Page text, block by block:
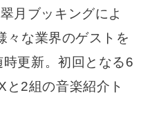
月ブッキングによ
々な業界のゲストを
更新。初回となる6
と2組の音楽紹介ト